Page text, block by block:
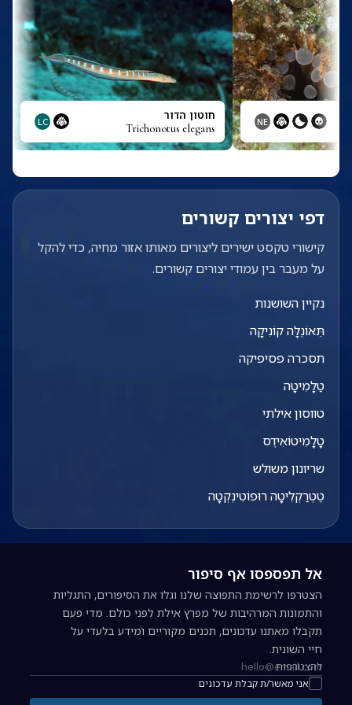
NE חוטון הדור
Trichonotus elegans
LC
דפי יצורים קשורים
קישורי טקסט ישירים ליצורים מאותו אזור מחיה, כדי להקל
על מעבר בין עמודי יצורים קשורים.
נקיין השושנות
תֵּאוֹנֶלָּה קוֹנִיקָה
תסכרה פסיפיקה
טַלָמִיטָה
טווסון אילתי
טָלָמִיטוֹאִידֶס
שריונון משולש
טֶטְרַקְלִיטָה רוּפוֹטִינְקְטָה
אל תפספסו אף סיפור
הצטרפו לרשימת התפוצה שלנו וגלו את הסיפורים, התגליות
והתמונות המרהיבות של מפרץ אילת לפני כולם. מדי פעם
תקבלו מאתנו עדכונים, תכנים מקוריים ומידע בלעדי על
חיי השונית.
כתובת אימייל להרשמה לניוזלטר
אני מאשר/ת קבלת עדכונים
להצטרפות